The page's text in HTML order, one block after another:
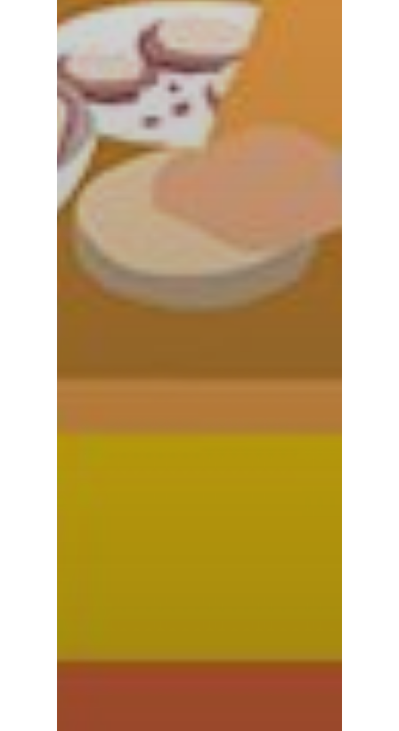
5257847
Mail.
Sa: 9:00 – 14:00 Uhr
Montags geschlossen